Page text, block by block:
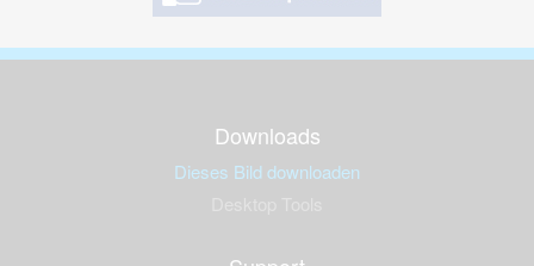
Downloads
Dieses Bild downloaden